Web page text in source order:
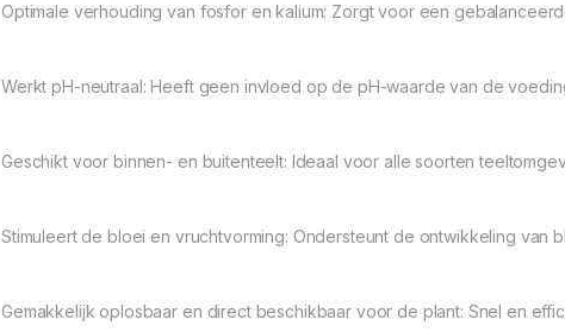
Optimale verhouding van fosfor en kalium: Zorgt voor een
Werkt pH-neutraal: Heeft geen invloed op de pH-waarde van de
Geschikt voor binnen- en buitenteelt: Ideaal voor alle soorten
Stimuleert de bloei en vruchtvorming: Ondersteunt de ontwikkeling van
Gemakkelijk oplosbaar en direct beschikbaar voor de plant: Snel en